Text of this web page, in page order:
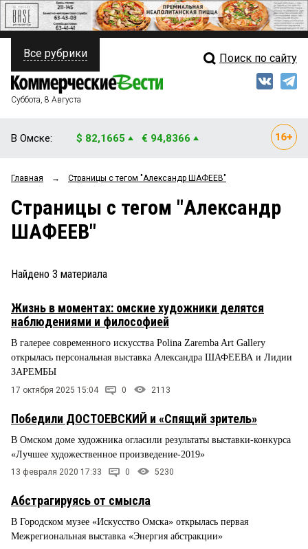
ПОЛИТИКА
ФИНАНСЫ
ОБЩЕСТВО
ЗАКОН
ПРОИСШЕСТВИЯ
СТИЛЬ ЖИЗНИ
Свежий выпуск
Мнения
Рейтинги
Все рубрики Поиск по сайту
Суббота, 8 Августа
В Омске: $ 82,1665 € 94,8366
Главная → Страницы c тегом "Александр ШАФЕЕВ"
Страницы c тегом "Александр
ШАФЕЕВ"
Найдено 3 материала
Жизнь в моментах: омские художники делятся
наблюдениями и философией
В галерее современного искусства Polina Zaremba Art Gallery
открылась персональная выставка Александра ШАФЕЕВА и Лидии
ЗАРЕМБЫ
17 октября 2025 15:04 0 2113
Победили ДОСТОЕВСКИЙ и «Спящий зритель»
В Омском доме художника огласили результаты выставки-конкурса
«Лучшее художественное произведение-2019»
13 февраля 2020 17:33 0 5230
Абстрагируясь от смысла
В Городском музее «Искусство Омска» открылась первая
Межрегиональная выставка «Энергия абстракции»